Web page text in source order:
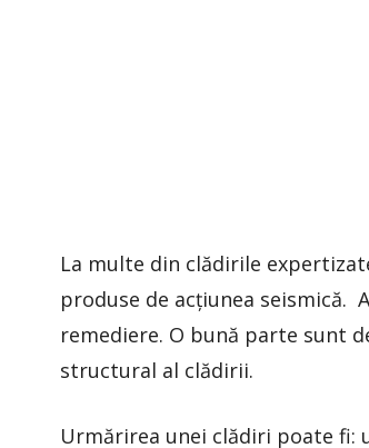
La multe din clădirile
produse de acțiunea
remediere. O bună parte sunt
structural al clădirii.
Urmărirea unei clădiri poate fi: